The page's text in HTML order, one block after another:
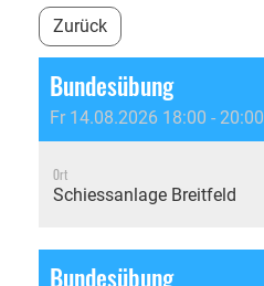
Zurück
Bundesübung
Fr 14.08.2026 18:00 - 20:00
Ort
Schiessanlage Breitfeld
Bundesübung